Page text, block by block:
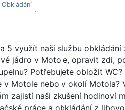
Obkládání
5 využít naši službu
jádro v Motole, opravit zdi,
Potřebujete obložit
Motole nebo v okolí Motola?
zajistí naši zkušení hodinoví
práce a obkládání z